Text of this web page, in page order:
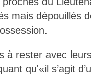
mais dépouillés
à rester avec
qu'«il s’agit